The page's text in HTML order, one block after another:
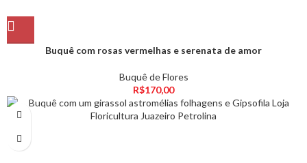
Buquê com rosas vermelhas e serenata de amor
Buquê de Flores
R$170,00